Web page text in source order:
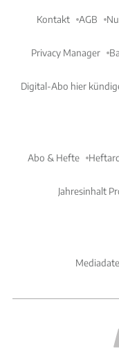
Kontakt AGB
Privacy Manager
Digital-Abo hier
Abo & Hefte
Jahresinhalt